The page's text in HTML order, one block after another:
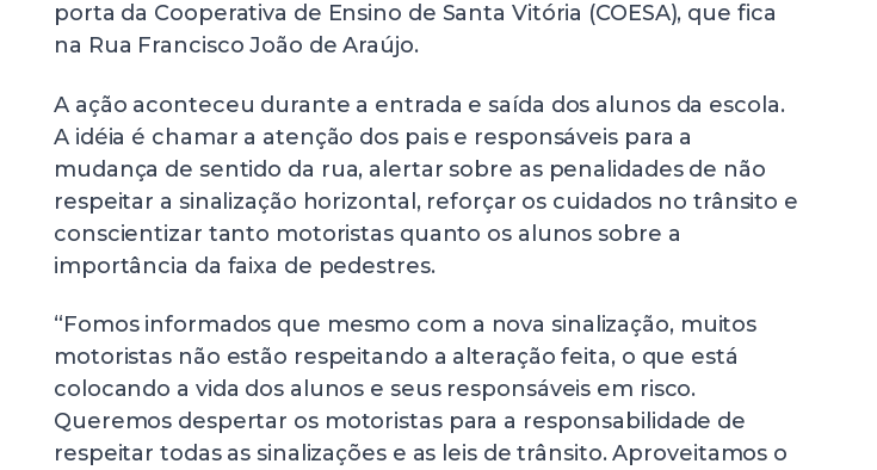
porta da Cooperativa de Ensino de Santa Vitória (COESA), que fica
na Rua Francisco João de Araújo.
A ação aconteceu durante a entrada e saída dos alunos da escola.
A idéia é chamar a atenção dos pais e responsáveis para a
mudança de sentido da rua, alertar sobre as penalidades de não
respeitar a sinalização horizontal, reforçar os cuidados no trânsito e
conscientizar tanto motoristas quanto os alunos sobre a
importância da faixa de pedestres.
“Fomos informados que mesmo com a nova sinalização, muitos
motoristas não estão respeitando a alteração feita, o que está
colocando a vida dos alunos e seus responsáveis em risco.
Queremos despertar os motoristas para a responsabilidade de
respeitar todas as sinalizações e as leis de trânsito. Aproveitamos o